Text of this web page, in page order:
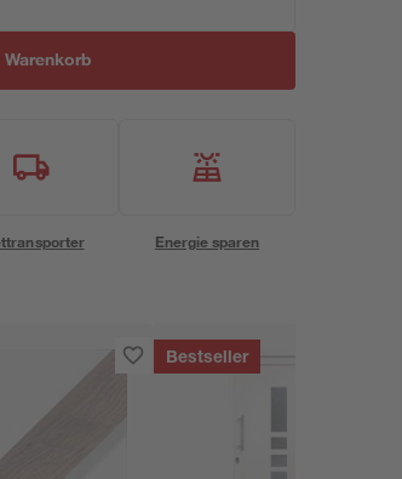
Warenkorb
Energie sparen
Bestseller